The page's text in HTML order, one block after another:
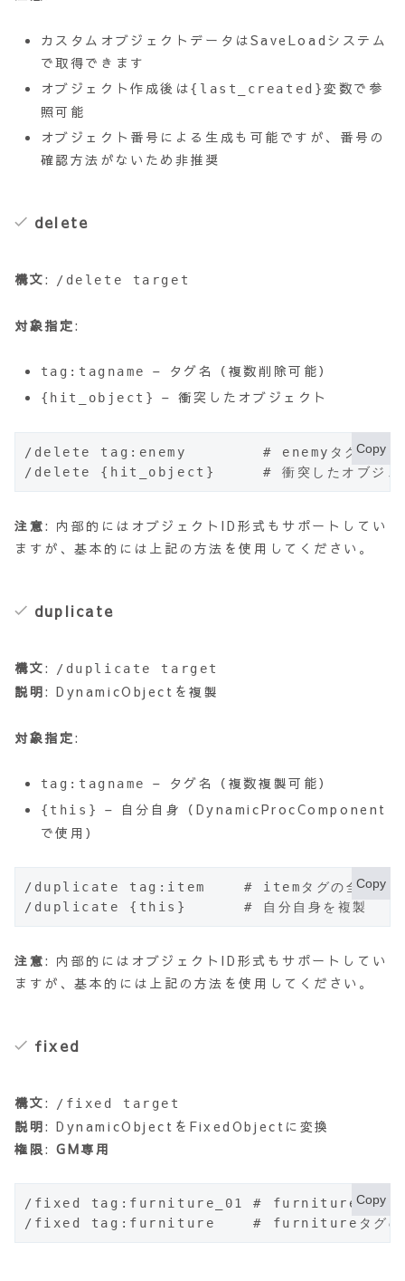
カスタムオブジェクトデータはSaveLoadシステム
で取得できます
オブジェクト作成後は{last_created}変数で参
照可能
オブジェクト番号による生成も可能ですが、番号の
確認方法がないため非推奨
delete
構文: /delete target
対象指定:
tag:tagname – タグ名（複数削除可能）
{hit_object} – 衝突したオブジェクト
/delete tag:enemy        # enemyタグの全オブ
/delete {hit_object}     # 衝突したオブジェク
Copy
注意: 内部的にはオブジェクトID形式もサポートしてい
ますが、基本的には上記の方法を使用してください。
duplicate
構文: /duplicate target
説明: DynamicObjectを複製
対象指定:
tag:tagname – タグ名（複数複製可能）
{this}
– 自分自身（DynamicProcComponent
で使用）
/duplicate tag:item    # itemタグの全オブジ
/duplicate {this}      # 自分自身を複製
Copy
注意: 内部的にはオブジェクトID形式もサポートしてい
ますが、基本的には上記の方法を使用してください。
fixed
構文: /fixed target
説明: DynamicObjectをFixedObjectに変換
権限:GM専用
/fixed tag:furniture_01 # furniture_01タグ
/fixed tag:furniture    # furnitureタグの全
Copy